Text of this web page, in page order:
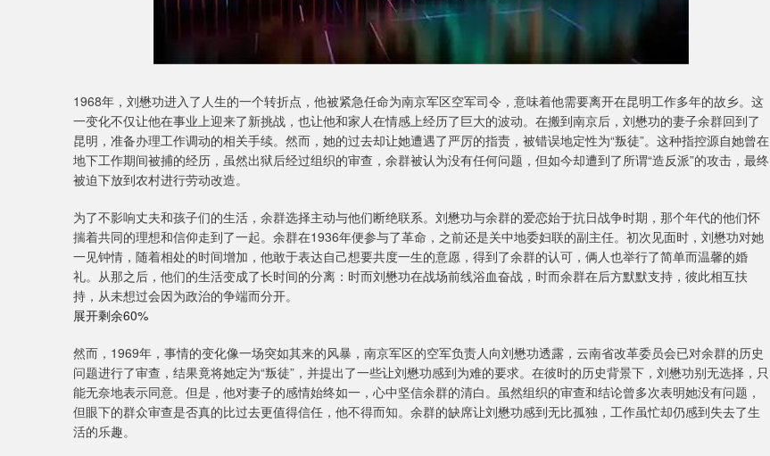
1968年，刘懋功进入了人生的一个转折点，他被紧急任命为南京军区空军司令，意味着他需要离开在昆明工作多年的故乡。这
一变化不仅让他在事业上迎来了新挑战，也让他和家人在情感上经历了巨大的波动。在搬到南京后，刘懋功的妻子余群回到了
昆明，准备办理工作调动的相关手续。然而，她的过去却让她遭遇了严厉的指责，被错误地定性为“叛徒”。这种指控源自她曾在
地下工作期间被捕的经历，虽然出狱后经过组织的审查，余群被认为没有任何问题，但如今却遭到了所谓“造反派”的攻击，最终
被迫下放到农村进行劳动改造。
为了不影响丈夫和孩子们的生活，余群选择主动与他们断绝联系。刘懋功与余群的爱恋始于抗日战争时期，那个年代的他们怀
揣着共同的理想和信仰走到了一起。余群在1936年便参与了革命，之前还是关中地委妇联的副主任。初次见面时，刘懋功对她
一见钟情，随着相处的时间增加，他敢于表达自己想要共度一生的意愿，得到了余群的认可，俩人也举行了简单而温馨的婚
礼。从那之后，他们的生活变成了长时间的分离：时而刘懋功在战场前线浴血奋战，时而余群在后方默默支持，彼此相互扶
持，从未想过会因为政治的争端而分开。
展开剩余60%
然而，1969年，事情的变化像一场突如其来的风暴，南京军区的空军负责人向刘懋功透露，云南省改革委员会已对余群的历史
问题进行了审查，结果竟将她定为“叛徒”，并提出了一些让刘懋功感到为难的要求。在彼时的历史背景下，刘懋功别无选择，只
能无奈地表示同意。但是，他对妻子的感情始终如一，心中坚信余群的清白。虽然组织的审查和结论曾多次表明她没有问题，
但眼下的群众审查是否真的比过去更值得信任，他不得而知。余群的缺席让刘懋功感到无比孤独，工作虽忙却仍感到失去了生
活的乐趣。
14311.01 200.89 1.42% 沪深300 4694.44